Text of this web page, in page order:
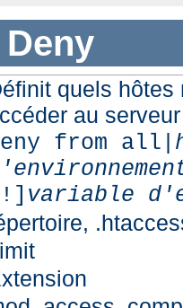
Deny
quels
au serveur
from all|
variable